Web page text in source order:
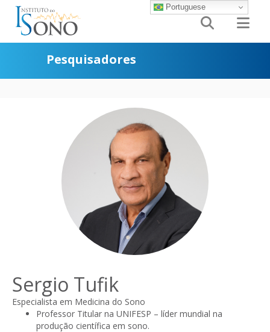
 
Pesquisadores
Sergio Tufik
Especialista em Medicina do Sono
Professor Titular na UNIFESP – líder mundial na
produção científica em sono.
Portuguese